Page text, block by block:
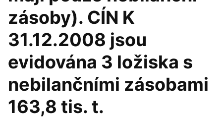
zásoby). CÍN K
31.12.2008 jsou
evidována 3 ložiska s
nebilančními zásobami
163,8 tis. t.